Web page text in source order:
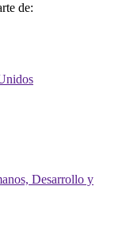
de: